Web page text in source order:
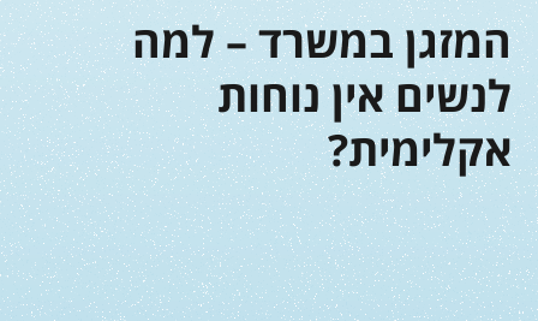
המזגן במשרד – למה
לנשים אין נוחות
אקלימית?